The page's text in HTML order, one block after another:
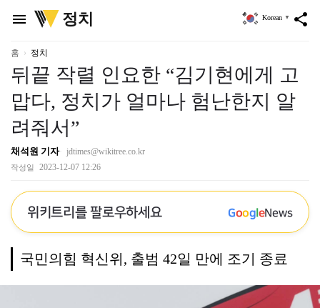
menu
위
키
정치 share
Korean ▼
홈 정치
뒤끝 작렬 인요한 “김기현에게 고
맙다, 정치가 얼마나 험난한지 알
려줘서”
채석원 기자 jdtimes@wikitree.co.kr
작성일 2023-12-07 12:26
위키트리를 팔로우하세요 GoogleNews
국민의힘 혁신위, 출범 42일 만에 조기 종료